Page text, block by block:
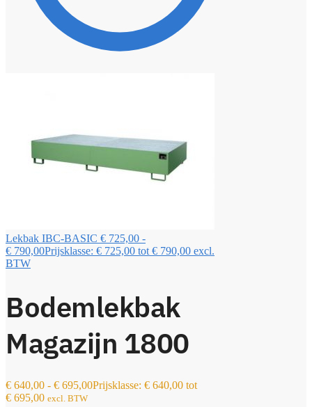
Lekbak IBC-BASIC € 725,00 -
€ 790,00Prijsklasse: € 725,00 tot € 790,00 excl.
BTW
Bodemlekbak
Magazijn 1800
€ 640,00 - € 695,00Prijsklasse: € 640,00 tot
€ 695,00 excl. BTW